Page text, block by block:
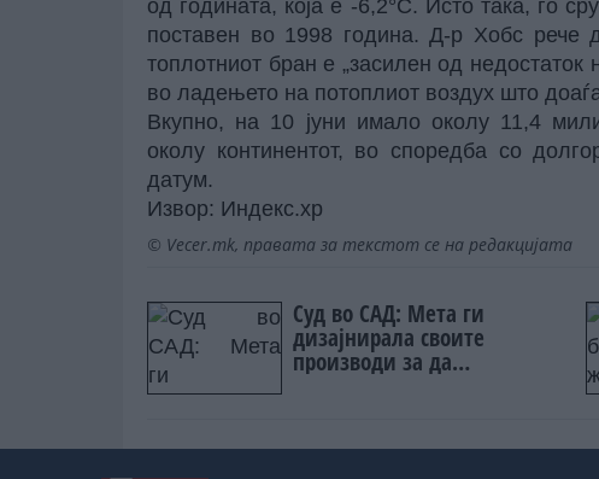
од годината, која е -6,2°C. Исто така, го
поставен во 1998 година. Д-р Хобс рече
топлотниот бран е „засилен од
во ладењето на потоплиот воздух што
Вкупно, на 10 јуни имало околу 11,4
околу континентот, во споредба со
датум.
Извор: Индекс.хр
© Vecer.mk, правата за текстот се на редакцијата
Суд во САД: Мета ги
дизајнирала своите
производи за да
предизвикаат зависност кај